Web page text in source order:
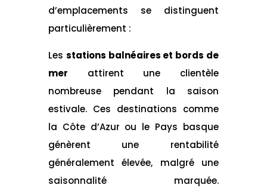
d’emplacements se distinguent
particulièrement :
Les stations balnéaires et bords de
mer attirent une clientèle
nombreuse pendant la saison
estivale. Ces destinations comme
la Côte d’Azur ou le Pays basque
génèrent une rentabilité
généralement élevée, malgré une
saisonnalité marquée.